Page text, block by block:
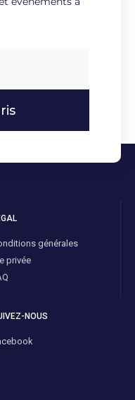
générales
privée
NOUS